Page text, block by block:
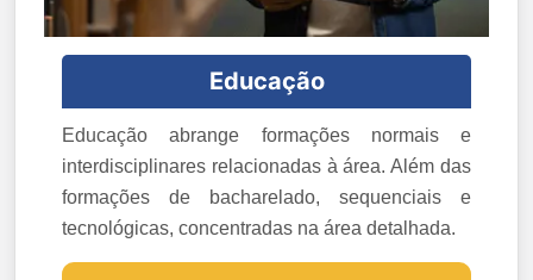
Educação
Educação abrange formações normais e
interdisciplinares relacionadas à área. Além das
formações de bacharelado, sequenciais e
tecnológicas, concentradas na área detalhada.